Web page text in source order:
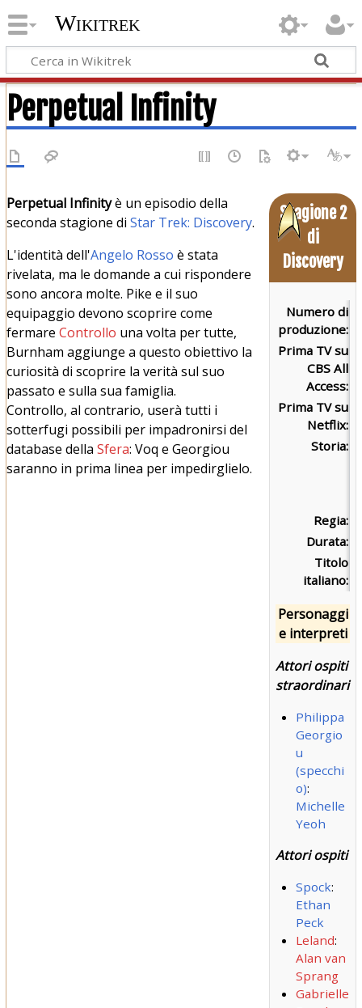
Wikitrek
Perpetual Infinity
Stagione 2
di
Discovery
Numero di
produzione:
Prima TV su
CBS All
Access:
Prima TV su
Netflix:
Storia:
Regia:
Durata:
Titolo
italiano:
Personaggi
e interpreti
Attori ospiti
straordinari
Philippa
Georgio
u
(specchi
o):
Michelle
Yeoh
Attori ospiti
Spock:
Ethan
Peck
Leland:
Alan van
Sprang
Gabrielle
Perpetual Infinityè un episodio della
seconda stagione di Star Trek: Discovery.
L'identità dell'Angelo Rosso è stata
rivelata, ma le domande a cui rispondere
sono ancora molte. Pike e il suo
equipaggio devono scoprire come
fermare Controllo una volta per tutte,
Burnham aggiunge a questo obiettivo la
curiosità di scoprire la verità sul suo
passato e sulla sua famiglia.
Controllo, al contrario, userà tutti i
sotterfugi possibili per impadronirsi del
database della Sfera: Voq e Georgiou
saranno in prima linea per impedirglielo.